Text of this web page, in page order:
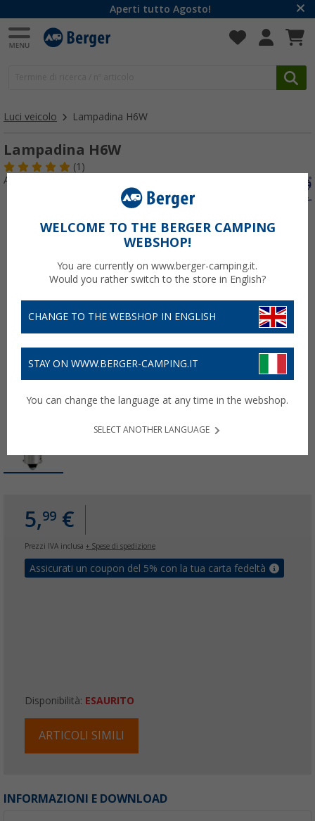
Aperti tutto Agosto!
Luci veicolo Lampadina H6W
Lampadina H6W
(1)
Articolo n: 148670
5,99 €
Prezzi IVA inclusa + Spese di spedizione
Assicurati un coupon del 5% con la tua carta fedeltà
Disponibilità: ESAURITO
ARTICOLI SIMILI
INFORMAZIONI E DOWNLOAD
WELCOME TO THE BERGER CAMPING
WEBSHOP!
You are currently on www.berger-camping.it.
Would you rather switch to the store in English?
CHANGE TO THE WEBSHOP IN ENGLISH
STAY ON WWW.BERGER-CAMPING.IT
You can change the language at any time in the webshop.
SELECT ANOTHER LANGUAGE